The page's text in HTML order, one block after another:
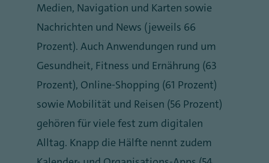
Medien, Navigation und Karten sowie
Nachrichten und News (jeweils 66
Prozent). Auch Anwendungen rund um
Gesundheit, Fitness und Ernährung (63
Prozent), Online-Shopping (61 Prozent)
sowie Mobilität und Reisen (56 Prozent)
gehören für viele fest zum digitalen
Alltag. Knapp die Hälfte nennt zudem